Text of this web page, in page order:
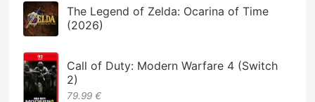
The Legend of Zelda: Ocarina of Time
(2026)
Call of Duty: Modern Warfare 4 (Switch
2)
79.99 €